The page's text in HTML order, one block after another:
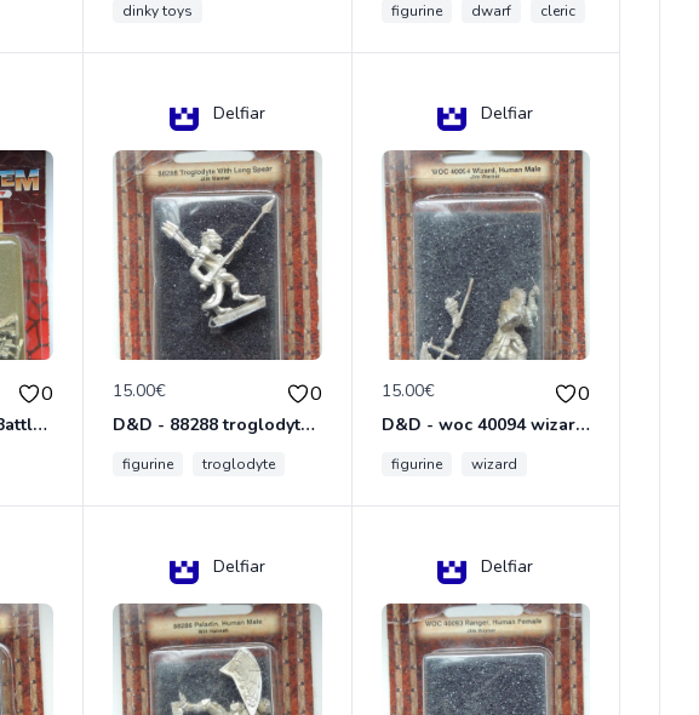
dinky toys figurine dwarf cleric
0
AD&D Ral Partha Battlesystem Villains/Forgotten Realms 11-955 Miniatures
Delfiar
15.00€ 0
D&D - 88288 troglodyte with long Miniature - Donjons Dragons
figurine troglodyte
Delfiar
15.00€ 0
D&D - woc 40094 wizard human male Miniature - Donjons Dragons
figurine wizard
Delfiar Delfiar